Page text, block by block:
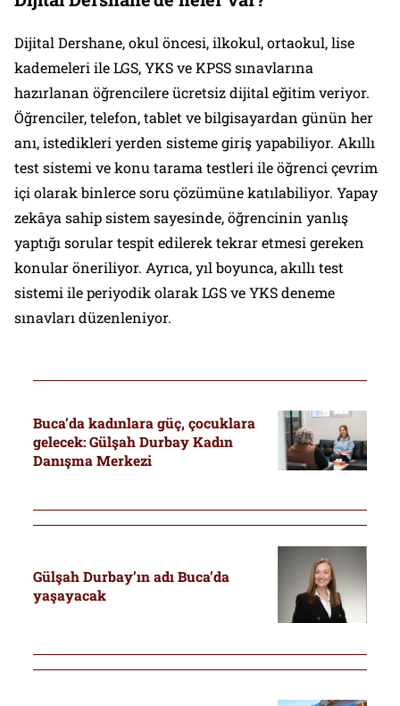
Dijital Dershane, okul öncesi, ilkokul, ortaokul, lise
kademeleri ile LGS, YKS ve KPSS sınavlarına
hazırlanan öğrencilere ücretsiz dijital eğitim veriyor.
Öğrenciler, telefon, tablet ve bilgisayardan günün her
anı, istedikleri yerden sisteme giriş yapabiliyor. Akıllı
test sistemi ve konu tarama testleri ile öğrenci çevrim
içi olarak binlerce soru çözümüne katılabiliyor. Yapay
zekâya sahip sistem sayesinde, öğrencinin yanlış
yaptığı sorular tespit edilerek tekrar etmesi gereken
konular öneriliyor. Ayrıca, yıl boyunca, akıllı test
sistemi ile periyodik olarak LGS ve YKS deneme
sınavları düzenleniyor.
Buca’da kadınlara güç, çocuklara
gelecek: Gülşah Durbay Kadın
Danışma Merkezi
Gülşah Durbay’ın adı Buca’da
yaşayacak